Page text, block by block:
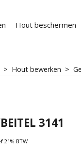
Hout beschermen
> Hout bewerken >
3141
21% BTW